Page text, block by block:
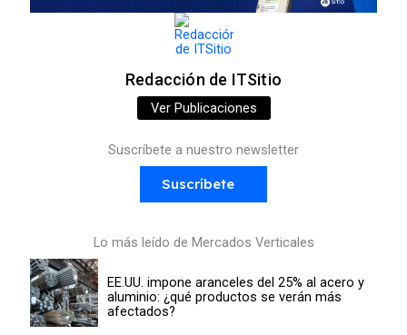
Redacción de ITSitio
Ver Publicaciones
Suscríbete a nuestro newsletter
Suscríbete
Lo más leído de Mercados Verticales
EE.UU. impone aranceles del 25% al acero y
aluminio: ¿qué productos se verán más
afectados?